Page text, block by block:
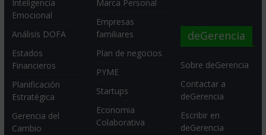
Inteligencia
Emocional
Análisis DOFA
Estados
Financieros
Planificación
Estratégica
Gerencia del
Cambio
Marca Personal
Empresas
familiares
Plan de negocios
PYME
Startups
Economia
Colaborativa
deGerencia
Sobre deGerencia
Contactar a
deGerencia
Escribir en
deGerencia